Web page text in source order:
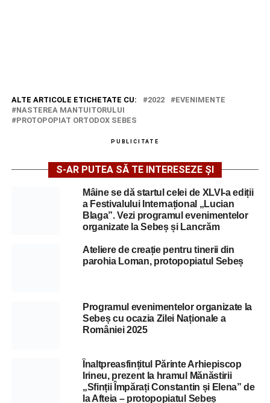
ALTE ARTICOLE ETICHETATE CU: 2022
EVENIMENTE
NASTEREA MANTUITORULUI
PROTOPOPIAT ORTODOX SEBES
PUBLICITATE
S-AR PUTEA SĂ TE INTERESEZE ȘI
Mâine se dă startul celei de XLVI-a ediții
a Festivalului Internațional „Lucian
Blaga”. Vezi programul evenimentelor
organizate la Sebeș și Lancrăm
Ateliere de creație pentru tinerii din
parohia Loman, protopopiatul Sebeș
Programul evenimentelor organizate la
Sebeș cu ocazia Zilei Naționale a
României 2025
Înaltpreasfințitul Părinte Arhiepiscop
Irineu, prezent la hramul Mănăstirii
„Sfinții Împărați Constantin și Elena” de
la Afteia – protopopiatul Sebeș